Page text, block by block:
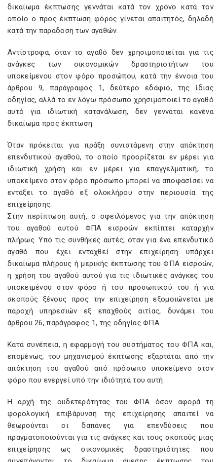
δικαίωμα έκπτωσης γεννάται κατά τον χρόνο κατά τον
οποίο ο προς έκπτωση φόρος γίνεται απαιτητός, δηλαδή
κατά την παράδοση των αγαθών.
Αντίστροφα, όταν το αγαθό δεν χρησιμοποιείται για τις
ανάγκες των οικονομικών δραστηριοτήτων του
υποκείμενου στον φόρο προσώπου, κατά την έννοια του
άρθρου
9, παράγραφος
1, δεύτερο εδάφιο, της ίδιας
οδηγίας, αλλά το εν λόγω πρόσωπο χρησιμοποιεί το αγαθό
αυτό για ιδιωτική κατανάλωση, δεν γεννάται κανένα
δικαίωμα προς έκπτωση.
Όταν πρόκειται για πράξη συνιστάμενη στην απόκτηση
επενδυτικούαγαθού, το οποίο προορίζεται εν μέρει για
ιδιωτική χρήση και εν μέρει για επαγγελματική, το
υποκείμενο στον φόρο πρόσωπο μπορεί να αποφασίσει να
εντάξει το αγαθό εξ ολοκλήρου στην περιουσία της
επιχείρησης.
Στην περίπτωση αυτή, ο οφειλόμενος για την απόκτηση
του αγαθού αυτού ΦΠΑ εισροών εκπίπτει καταρχήν
πλήρως. Υπό τις συνθήκες αυτές, όταν για ένα επενδυτικό
αγαθό που έχει ενταχθεί στην επιχείρηση υπάρχει
δικαίωμα πλήρους ή μερικής έκπτωσης του ΦΠΑ εισροών,
η χρήση τουαγαθού αυτού για τις ιδιωτικές ανάγκες του
υποκειμένου στον φόρο ή του προσωπικού του ή για
σκοπούς ξένους προς την επιχείρηση εξομοιώνεται με
παροχή υπηρεσιών εξ επαχθούς αιτίας, δυνάμει του
άρθρου 26, παράγραφος 1, της οδηγίας ΦΠΑ.
Κατά συνέπεια, η εφαρμογή του συστήματος του ΦΠΑ και,
επομένως, του μηχανισμού έκπτωσης εξαρτάται από την
απόκτηση τουαγαθού από πρόσωπο υποκείμενο στον
φόρο που ενεργεί υπό την ιδιότητά του αυτή.
Η αρχή της ουδετερότητας του ΦΠΑ όσον αφορά τη
φορολογική επιβάρυνση της επιχείρησης απαιτεί να
θεωρούνται οι δαπάνες για επενδύσεις που
πραγματοποιούνται για τις ανάγκες και τους σκοπούς μιας
επιχείρησης ως οικονομικές δραστηριότητες που